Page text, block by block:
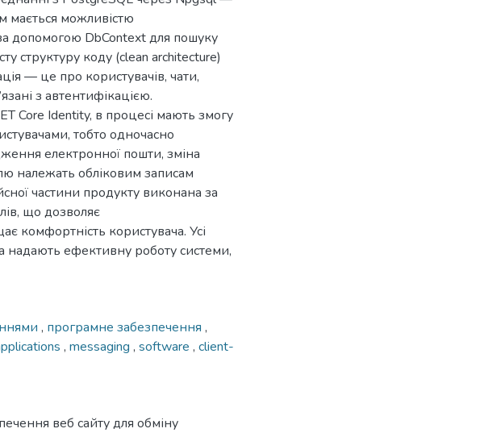
мається можливістю
допомогою DbContext для пошуку
структуру коду (clean architecture)
— це про користувачів, чати,
з автентифікацією.
Core Identity, в процесі мають змогу
тобто одночасно
електронної пошти, зміна
належать обліковим записам
частини продукту виконана за
що дозволяє
комфортність користувача. Усі
надають ефективну роботу системи,
, програмне забезпечення ,
, messaging , software , client-
веб сайту для обміну